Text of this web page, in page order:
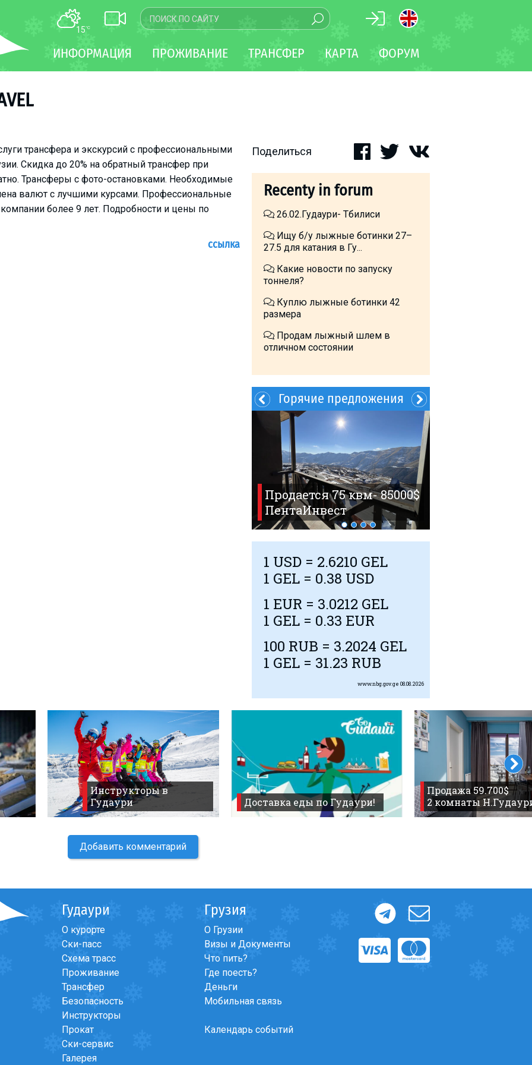
15°C
ИНФОРМАЦИЯ ПРОЖИВАНИЕ ТРАНСФЕР КАРТА ФОРУМ
трансфера и экскурсий с профессиональными
Скидка до 20% на обратный трансфер при
Трансферы с фото-остановками. Необходимые
валют с лучшими курсами. Профессиональные
более 9 лет. Подробности и цены по
ссылка
Поделиться
Recenty in forum
26.02.Гудаури- Тбилиси
Ищу б/у лыжные ботинки 27–
27.5 для катания в Гу...
Какие новости по запуску
тоннеля?
Куплю лыжные ботинки 42
размера
Продам лыжный шлем в
отличном состоянии
Продается 75 квм- 85000$
ПентаИнвест
Горячие предложения
1 USD = 2.6210 GEL
1 GEL = 0.38 USD
1 EUR = 3.0212 GEL
1 GEL = 0.33 EUR
100 RUB = 3.2024 GEL
1 GEL = 31.23 RUB
www.nbg.gov.ge 08.08.2026
Инструкторы в
Гудаури
Доставка еды по Гудаури!
Продажа 59.700$
2 комнаты
Добавить комментарий
Гудаури
О курорте
Ски-пасс
Схема трасс
Проживание
Трансфер
Безопасность
Инструкторы
Прокат
Ски-сервис
Галерея
Грузия
О Грузии
Визы и Документы
Что пить?
Где поесть?
Деньги
Мобильная связь
Календарь событий